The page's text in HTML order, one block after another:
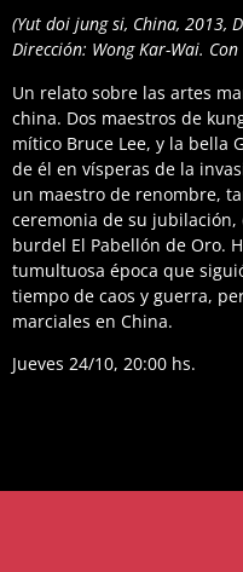
(Yut doi jung si, China, 2013,
Dirección: Wong Kar-Wai. Con
Un relato sobre las artes
china. Dos maestros de
mítico Bruce Lee, y la bella
de él en vísperas de la
un maestro de renombre,
ceremonia de su
burdel El Pabellón de Oro.
tumultuosa época que
tiempo de caos y guerra,
marciales en China.
Jueves 24/10, 20:00 hs.